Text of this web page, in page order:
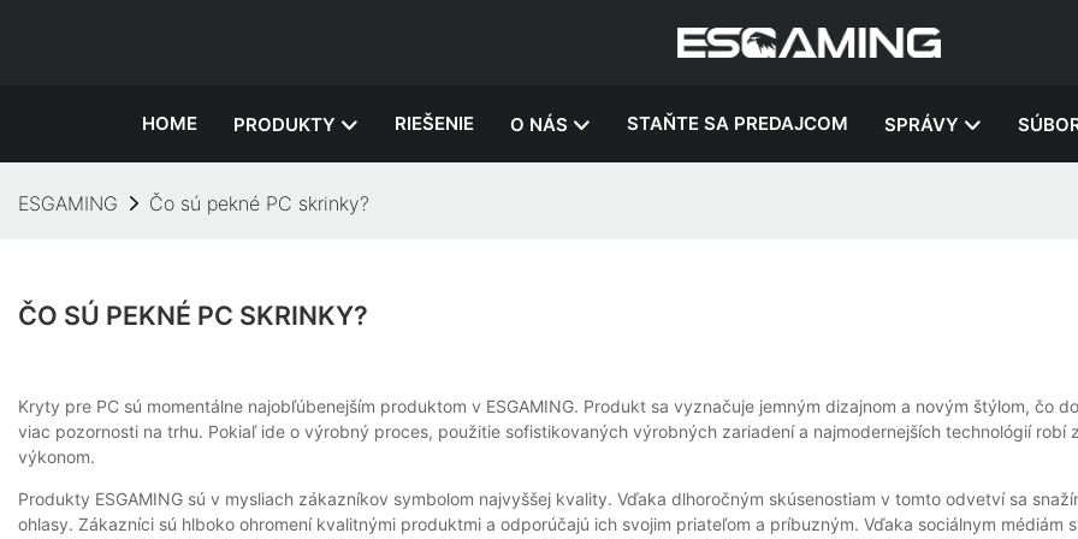
HOME PRODUKTY RIEŠENIE O NÁS STAŇTE SA PREDAJCOM SPRÁVY
ESGAMING Čo sú pekné PC skrinky?
ČO SÚ PEKNÉ PC SKRINKY?
Kryty pre PC sú momentálne najobľúbenejším produktom v ESGAMING. Produkt sa vyznačuje jemným dizajnom a novým štýlom, čo
viac pozornosti na trhu. Pokiaľ ide o výrobný proces, použitie sofistikovaných výrobných zariadení a najmodernejších technológií
výkonom.
Produkty ESGAMING sú v mysliach zákazníkov symbolom najvyššej kvality. Vďaka dlhoročným skúsenostiam v tomto odvetví sa
ohlasy. Zákazníci sú hlboko ohromení kvalitnými produktmi a odporúčajú ich svojim priateľom a príbuzným. Vďaka sociálnym